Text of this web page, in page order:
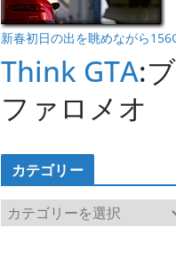
新春初日の出を眺めながら
Think GTA:
ファロメオ
カテゴリー
カ
テ